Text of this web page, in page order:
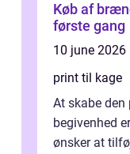
Køb af brænde sådan vælger
første gang
10 june 2026
print til kage
At skabe
begivenhed
ønsker at